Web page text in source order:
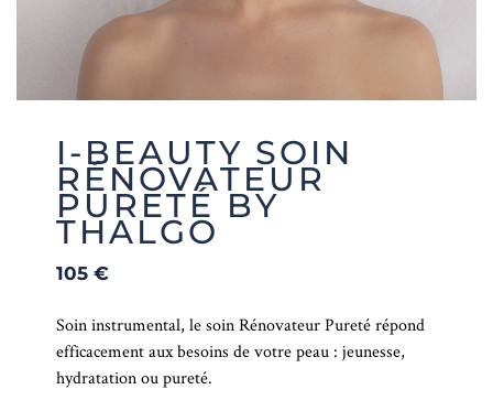
I-BEAUTY SOIN
RÉNOVATEUR
PURETÉ BY
THALGO
105 €
Soin instrumental, le soin Rénovateur Pureté répond
efficacement aux besoins de votre peau : jeunesse,
hydratation ou pureté.